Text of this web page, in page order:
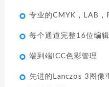
专业的CMYK，LAB，
每个通道完整16位编辑
端到端ICC色彩管理
先进的Lanczos 3图像